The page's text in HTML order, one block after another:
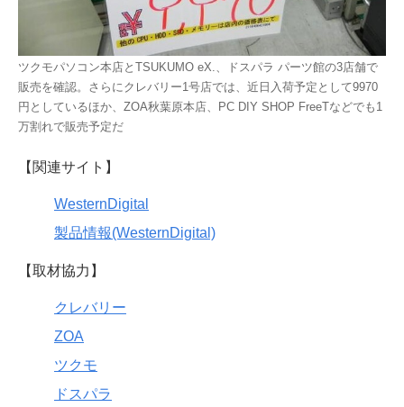
ツクモパソコン本店とTSUKUMO eX.、ドスパラ パーツ館の3店舗で
販売を確認。さらにクレバリー1号店では、近日入荷予定として9970
円としているほか、ZOA秋葉原本店、PC DIY SHOP FreeTなどでも1
万割れで販売予定だ
【関連サイト】
WesternDigital
製品情報(WesternDigital)
【取材協力】
クレバリー
ZOA
ツクモ
ドスパラ